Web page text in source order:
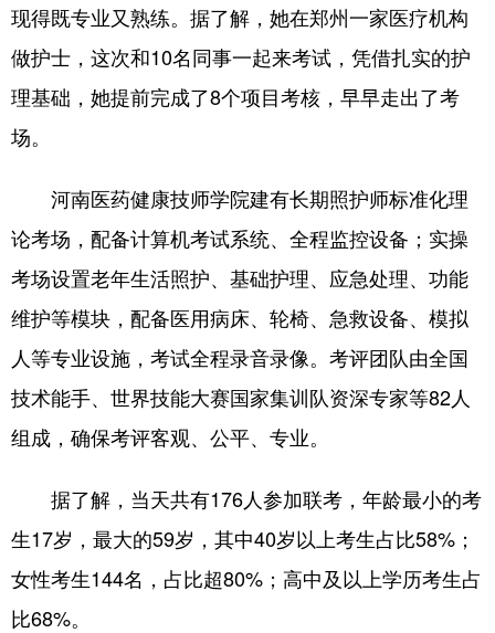
现得既专业又熟练。据了解，她在郑州一家医疗机构
做护士，这次和10名同事一起来考试，凭借扎实的护
理基础，她提前完成了8个项目考核，早早走出了考
场。
河南医药健康技师学院建有长期照护师标准化理
论考场，配备计算机考试系统、全程监控设备；实操
考场设置老年生活照护、基础护理、应急处理、功能
维护等模块，配备医用病床、轮椅、急救设备、模拟
人等专业设施，考试全程录音录像。考评团队由全国
技术能手、世界技能大赛国家集训队资深专家等82人
组成，确保考评客观、公平、专业。
据了解，当天共有176人参加联考，年龄最小的考
生17岁，最大的59岁，其中40岁以上考生占比58%；
女性考生144名，占比超80%；高中及以上学历考生占
比68%。